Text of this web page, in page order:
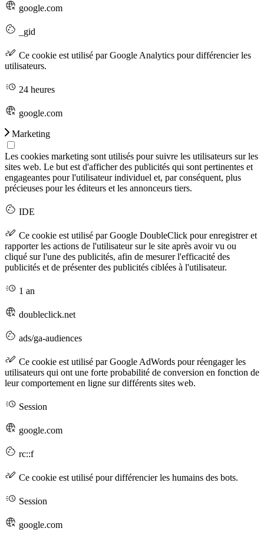
google.com
_gid
Ce cookie est utilisé par Google Analytics pour différencier les
utilisateurs.
24 heures
google.com
Marketing
Les cookies marketing sont utilisés pour suivre les utilisateurs sur les
sites web. Le but est d'afficher des publicités qui sont pertinentes et
engageantes pour l'utilisateur individuel et, par conséquent, plus
précieuses pour les éditeurs et les annonceurs tiers.
IDE
Ce cookie est utilisé par Google DoubleClick pour enregistrer et
rapporter les actions de l'utilisateur sur le site après avoir vu ou
cliqué sur l'une des publicités, afin de mesurer l'efficacité des
publicités et de présenter des publicités ciblées à l'utilisateur.
1 an
doubleclick.net
ads/ga-audiences
Ce cookie est utilisé par Google AdWords pour réengager les
utilisateurs qui ont une forte probabilité de conversion en fonction de
leur comportement en ligne sur différents sites web.
Session
google.com
rc::f
Ce cookie est utilisé pour différencier les humains des bots.
Session
google.com